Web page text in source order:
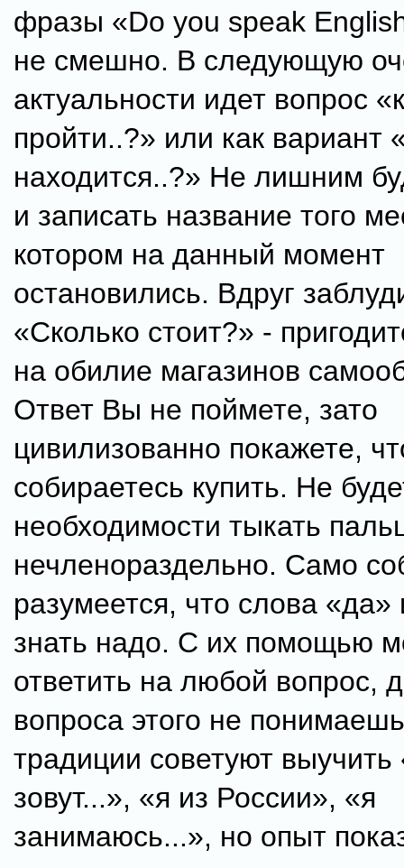
фразы «Do you speak
не смешно. В следующую
актуальности идет вопрос
пройти..?» или как вариант
находится..?» Не лишним
и записать название того
котором на данный момент
остановились. Вдруг
«Сколько стоит?» -
на обилие магазинов
Ответ Вы не поймете, зато
цивилизованно покажете,
собираетесь купить. Не
необходимости тыкать
нечленораздельно. Само
разумеется, что слова «да»
знать надо. С их помощью
ответить на любой вопрос,
вопроса этого не
традиции советуют
зовут...», «я из России», «я
занимаюсь...», но опыт